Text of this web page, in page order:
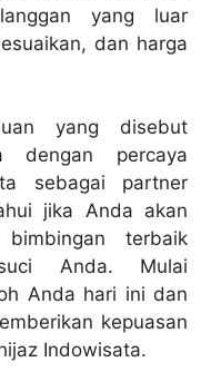
yang luar
dan harga
yang disebut
dengan percaya
sebagai partner
jika Anda akan
terbaik
Anda. Mulai
Anda hari ini dan
kepuasan
Indowisata.